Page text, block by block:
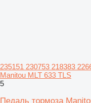
235151 230753 218383
Manitou MLT 633 TLS
5
Педаль тормоза